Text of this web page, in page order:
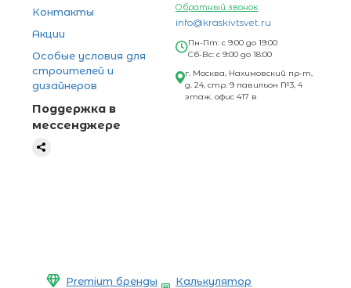
Контакты
Акции
Особые условия для
строителей и
дизайнеров
Поддержка в
мессенджере
Обратный звонок
info@kraskivtsvet.ru
Пн-Пт: с 9:00 до 19:00
Сб-Вс: с 9:00 до 18:00
г. Москва, Нахимовский пр-т,
д. 24, стр. 9 павильон №3, 4
этаж. офис 417 в
Premium бренды
Калькулятор